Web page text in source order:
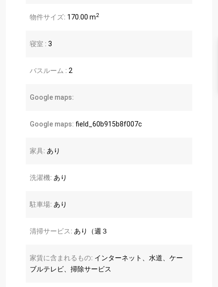
物件サイズ: 170.00 m2
寝室 : 3
バスルーム : 2
Google maps:
Google maps: field_60b915b8f007c
家具: あり
洗濯機: あり
駐車場: あり
清掃サービス: あり（週３
家賃に含まれるもの: インターネット、水道、ケー
ブルテレビ、掃除サービス